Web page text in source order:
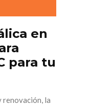
en
para tu
renovación, la